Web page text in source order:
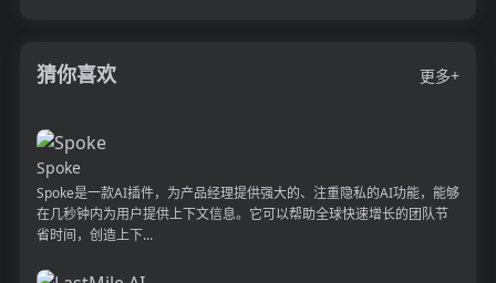
猜你喜欢 更多+
Spoke
Spoke是一款AI插件，为产品经理提供强大的、注重隐私的AI功能，能够
在几秒钟内为用户提供上下文信息。它可以帮助全球快速增长的团队节
省时间，创造上下...